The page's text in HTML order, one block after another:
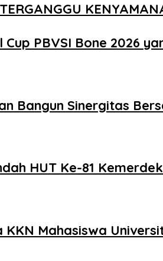
PBVSI Bone 2026
Bangun Sinergitas
HUT Ke-81
Mahasiswa